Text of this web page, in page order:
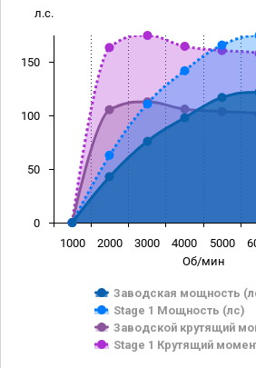
Об/мин
л.с.
Заводская мощность
Stage 1 Мощность (лс)
Заводской крутящий
Stage 1 Крутящий
1000 2000 3000 4000 5000
0
50
100
150